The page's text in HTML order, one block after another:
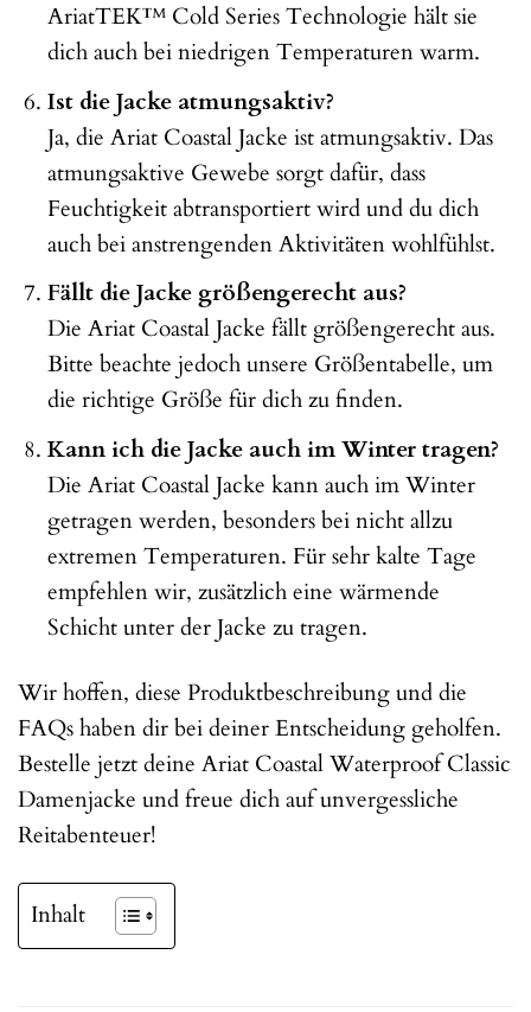
AriatTEK™ Cold Series Technologie hält sie
dich auch bei niedrigen Temperaturen warm.
Ist die Jacke atmungsaktiv?
Ja, die Ariat Coastal Jacke ist atmungsaktiv. Das
atmungsaktive Gewebe sorgt dafür, dass
Feuchtigkeit abtransportiert wird und du dich
auch bei anstrengenden Aktivitäten wohlfühlst.
Fällt die Jacke größengerecht aus?
Die Ariat Coastal Jacke fällt größengerecht aus.
Bitte beachte jedoch unsere Größentabelle, um
die richtige Größe für dich zu finden.
Kann ich die Jacke auch im Winter tragen?
Die Ariat Coastal Jacke kann auch im Winter
getragen werden, besonders bei nicht allzu
extremen Temperaturen. Für sehr kalte Tage
empfehlen wir, zusätzlich eine wärmende
Schicht unter der Jacke zu tragen.
Wir hoffen, diese Produktbeschreibung und die
FAQs haben dir bei deiner Entscheidung geholfen.
Bestelle jetzt deine Ariat Coastal Waterproof Classic
Damenjacke und freue dich auf unvergessliche
Reitabenteuer!
Inhalt